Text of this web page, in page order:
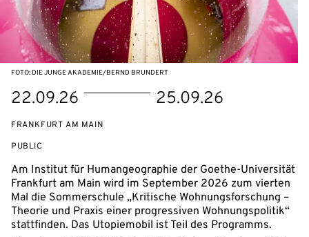
FOTO: DIE JUNGE AKADEMIE/BERND BRUNDERT
Starts
on
22.09.26
Ends
on
25.09.26
FRANKFURT AM MAIN
EVENT
PUBLIC
Am Institut für Humangeographie der Goethe-Universität
Frankfurt am Main wird im September 2026 zum vierten
Mal die Sommerschule „Kritische Wohnungsforschung –
Theorie und Praxis einer progressiven Wohnungspolitik“
stattfinden. Das Utopiemobil ist Teil des Programms.